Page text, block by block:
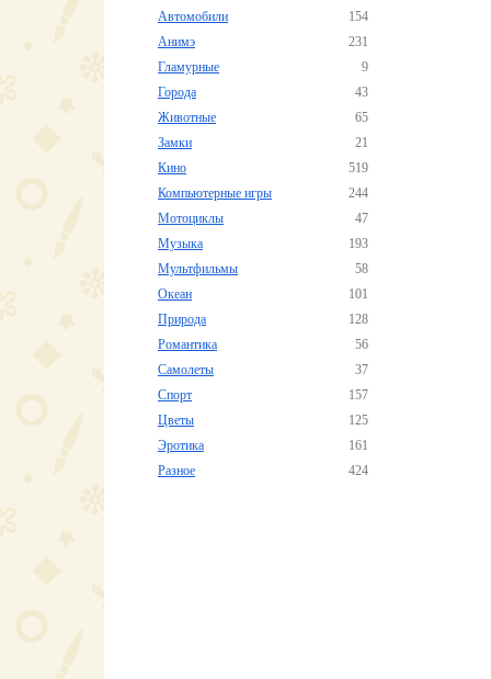
Автомобили
154
Анимэ
231
Гламурные
9
Города
43
Животные
65
Замки
21
Кино
519
Компьютерные игры
244
Мотоциклы
47
Музыка
193
Мультфильмы
58
Океан
101
Природа
128
Романтика
56
Самолеты
37
Спорт
157
Цветы
125
Эротика
161
Разное
424